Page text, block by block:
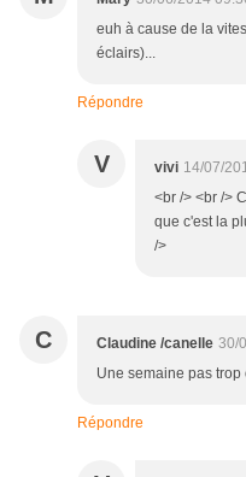
euh à cause de la
éclairs)...
Répondre
V vivi 14/07/
<br /> <br />
que c'est la
/>
C Claudine /canelle 30/
Une semaine pas trop
Répondre